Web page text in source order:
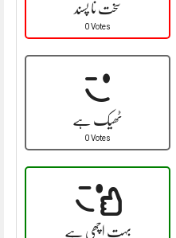
سخت نا پسند
0 Votes
ٹھیک ہے
0 Votes
بہت اچھی ہے